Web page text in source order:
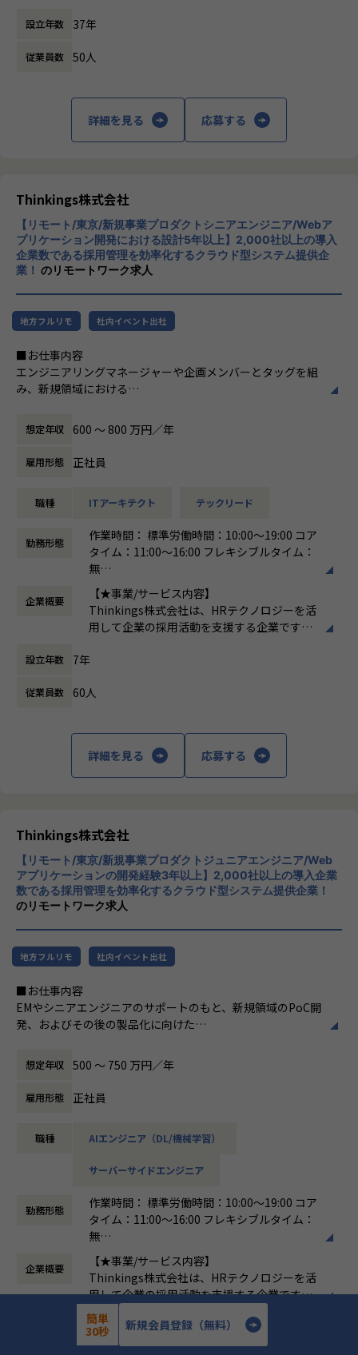
└日常的に連絡しやすく、安心して話せる関係性を構築。
・トラブル時は当日中に対応
・勉強会・交流会を年2回実施
└他案件の社員ともつながれる場を用意。ナレッジ共有も活
【業務の変更の範囲】
会社の定める範囲
・ゲームプラットフォームのWebサイトサーバー構築・運用
・Webサイトサーバのオンプレミス→クラウド移行
■キャリアアップを全力で応援！
仕事をやってみたい！」「このスキルを伸ばしたい！」等、
今後のキャリアやスキル形成について個人に寄り添いヒアリ
ングした上でアサイン先を決定しています。個人のスキルア
ップ、キャリアパスに出来る限り添えるように、ひとりひと
りと向き合っています！
多様なクライアントやプロジェクトを通じて、フロントエン
ドからバックエンド、クラウド基盤の構築・運用まで、幅広
い技術領域の案件に携わることができます。フルスタックな
エンジニアとしてスキルの幅を伸ばしていただける環境で
■仕事の魅力
Webサービス開発、スマホアプリ開発、業務系システム、基
ェーン技術を活用したシステム開発やIoTシステム開発など
増えてきています。業種やターゲットユーザー、今から立ち
ます。フルスタックなエンジニアを目指せる環境です。
高い技術力のある技術者が豊富にいるので、次はこの技術を
やってみたいという声ややるべきという考えが出てくる風土
です。世界中の最先端テクノロジーと結び付け、お客様や自
社のビジネスイノベーションに貢献できます。
チームとして助け合って業務を遂行する環境。 チームワーク
を大切にしており、日常的なコミュニケーション、コードレ
ビュー、スキル共有を通じて、メンバー全員が成長できるカ
昨年度有給取得率８０％以上。プライベートも充実し、やり
ンと安定した納得の給与も得ることが可能です。
【業務の変更の範囲】
時間外労働の有無： 有（月平均0時間～20時
休憩時間： 60分
設立年数 37年
従業員数 50人
詳細を見る 応募する
Thinkings株式会社
【リモート/東京/新規事業プロダクトシニアエンジニア/Webア
プリケーション開発における設計5年以上】2,000社以上の導入
企業数である採用管理を効率化するクラウド型システム提供企
業！ のリモートワーク求人
地方フルリモ 社内イベント出社
■お仕事内容
エンジニアリングマネージャーや企画メンバーとタッグを組
み、新規領域における
アーキテクチャ設計・開発全般をお任せします。
＜具体的な業務イメージ＞
現在はPoCフェーズのため、技術と顧客課題の両面から「本
を見極める検証開発を行っています。企画と開発が一体とな
「顧客にどんな新しいソリューションを提供できるか」を技
術・ビジネスの両面からアプローチしていただきます。
▼新規領域におけるアーキテクチャ設計・技術選定
フロントエンド、バックエンド、インフラ、LLMモデル選定
など、サービス化を見据えたゼロベースからの土台作りと技
装
▼ビジネスサイド（PdM・経営層）と連携した技術的アプロ
ーチの策定
このフェーズで最も重要となるのは、「仮説と探索をいかに
素早く繰り返せるか」です。
机上の空論やドキュメント通りの開発ではなく、実際に動く
ものをスピード感を持って作り、
顧客の反応を見ながら次のアプローチを探索し続けるサイク
ルを主導していただきます。
ービス・製品としてゼロから設計・開発を主導していただき
■募集背景
用インフラとして成長を続けてきました。
オープンに外部へ拡張し、
「攻める開発組織」へと進化させるため、新規事業プロダク
現在は、自社アセットを活用した新たなソリューションの探
索・検証（PoC）を進めている最中です。
この構想を技術面から具現化し、将来的には新たなサービス
としてスケールさせていくコアメンバーとして、シニアエン
ジニアを募集します。
■配属・チーム構成・フォロー体制
｜配属部門・チーム
Tech&Design Center > Product Management Dept. > PoC
想定年収 600 〜 800 万円／年
雇用形態 正社員
職種 ITアーキテクト テックリード
勤務形態
作業時間： 標準労働時間：10:00～19:00 コア
タイム：11:00～16:00 フレキシブルタイム：
無
働き方：
フレックス制（コアタイムあり）
時間外労働の有無： 有（月平均15時間）
休憩時間： 60分
企業概要
【★事業/サービス内容】
Thinkings株式会社は、HRテクノロジーを活
用して企業の採用活動を支援する企業です。
採用管理システムで、企業が効率的かつ効果
します。sonar ATSは、応募者の管理、面接
ます。また、AIを活用したエントリーシート
選考支援機能も搭載しており、企業の採用活
動をさらに効率化します。
います。社員一人ひとりが主体的に行動し、
新しいアイデアを積極的に提案する文化が根
付いています。また、チームワークを大切に
し、互いにサポートし合う環境が整っていま
す。
【★働き方/リモートワーク】
柔軟な働き方を推奨しており、リモートワー
クも積極的に取り入れております。
設立年数 7年
従業員数 60人
詳細を見る 応募する
Thinkings株式会社
【リモート/東京/新規事業プロダクトジュニアエンジニア/Web
アプリケーションの開発経験3年以上】2,000社以上の導入企業
数である採用管理を効率化するクラウド型システム提供企業！
のリモートワーク求人
地方フルリモ 社内イベント出社
■お仕事内容
EMやシニアエンジニアのサポートのもと、新規領域のPoC開
発、およびその後の製品化に向けた
実装）を担当いただきます。
＜具体的な業務イメージ＞
現在はPoCフェーズのため、EMや先輩エンジニアと密にコミ
以下の業務を通じて「顧客の課題を解決する新しい仕組み
▼新規領域の設計および実装
全般フロントエンド、バックエンド、データモデリングな
ど、まずはご自身の得意な技術領域からスタートし、
徐々に幅を広げながらスピード感を持ってプロトタイプを形
にしていきます。
▼生成AIを活用した機能の立案・実装
生成AIをプロダクトに組み込み、顧客課題を解決する新しい
価値を生み出すための開発
想定年収 500 〜 750 万円／年
雇用形態 正社員
職種 AIエンジニア（DL/機械学習）
サーバーサイドエンジニア
勤務形態
作業時間： 標準労働時間：10:00～19:00 コア
タイム：11:00～16:00 フレキシブルタイム：
無
働き方：
フレックス制（コアタイムあり）
時間外労働の有無： 有（月平均15時間）
休憩時間： 60分
企業概要
【★事業/サービス内容】
Thinkings株式会社は、HRテクノロジーを活
用して企業の採用活動を支援する企業です。
主力製品である「sonar ATS」は、SaaS型の
採用管理システムで、企業が効率的かつ効果
的に採用プロセスを管理できるようサポート
7年
簡単
30秒
新規会員登録（無料）